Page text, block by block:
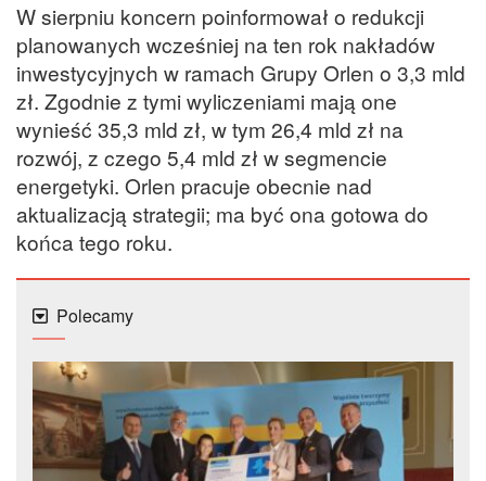
W sierpniu koncern poinformował o redukcji
planowanych wcześniej na ten rok nakładów
inwestycyjnych w ramach Grupy Orlen o 3,3 mld
zł. Zgodnie z tymi wyliczeniami mają one
wynieść 35,3 mld zł, w tym 26,4 mld zł na
rozwój, z czego 5,4 mld zł w segmencie
energetyki. Orlen pracuje obecnie nad
aktualizacją strategii; ma być ona gotowa do
końca tego roku.
Polecamy